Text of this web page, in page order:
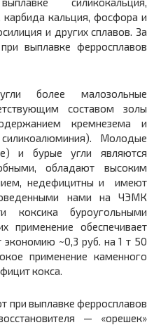
кальция, фосфора и
и других сплавов. За
выплавке ферросплавов
более малозольные
составом золы
кремнезема и
Молодые
и бурые угли являются
обладают высоким
недефицитны и имеют
нами на ЧЭМК
коксика буроугольными
применение обеспечивает
~0,3 руб. на 1 т 50
применение каменного
кокса.
при выплавке ферросплавов
— «орешек»